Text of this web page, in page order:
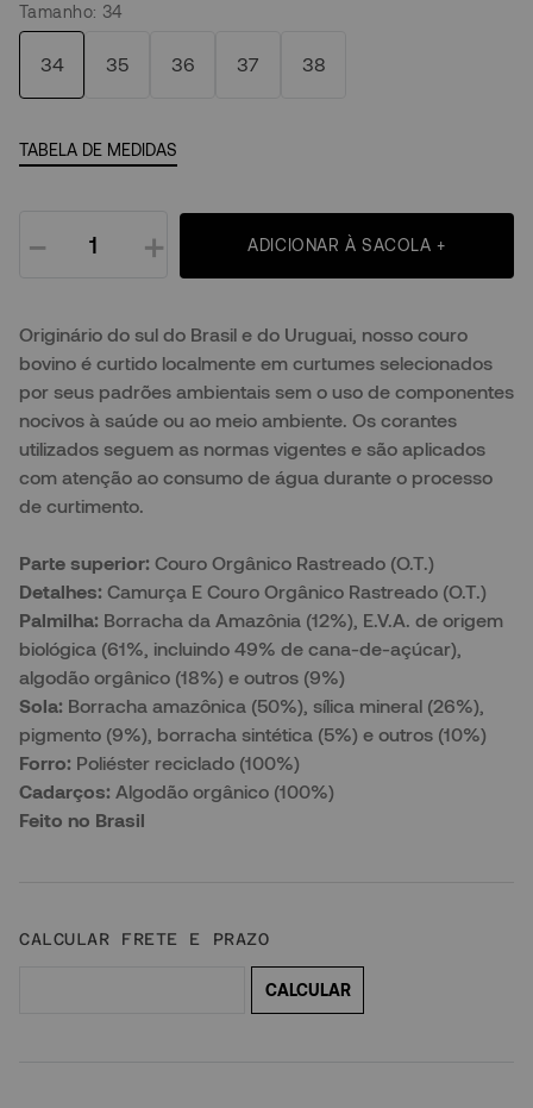
Tamanho: 34
34 35 36 37 38
TABELA DE MEDIDAS
＋
－ ADICIONAR À SACOLA +
Originário do sul do Brasil e do Uruguai, nosso couro
bovino é curtido localmente em curtumes selecionados
por seus padrões ambientais sem o uso de componentes
nocivos à saúde ou ao meio ambiente. Os corantes
utilizados seguem as normas vigentes e são aplicados
com atenção ao consumo de água durante o processo
de curtimento.
Parte superior: Couro Orgânico Rastreado (O.T.)
Detalhes: Camurça E Couro Orgânico Rastreado (O.T.)
Palmilha: Borracha da Amazônia (12%), E.V.A. de origem
biológica (61%, incluindo 49% de cana-de-açúcar),
algodão orgânico (18%) e outros (9%)
Sola: Borracha amazônica (50%), sílica mineral (26%),
pigmento (9%), borracha sintética (5%) e outros (10%)
Forro: Poliéster reciclado (100%)
Cadarços: Algodão orgânico (100%)
Feito no Brasil